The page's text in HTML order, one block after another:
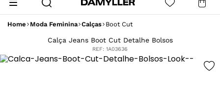
Home Moda Feminina Calças Boot Cut
Calça Jeans Boot Cut Detalhe Bolsos
REF: 1A03636